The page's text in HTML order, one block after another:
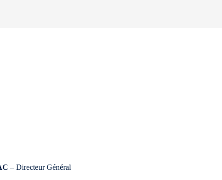
– Directeur Général